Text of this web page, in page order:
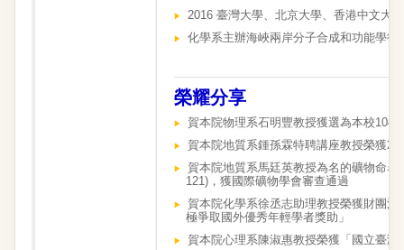
2016 臺灣大學、北京大學、香港中文大
化學系主辦海峽兩岸分子合成和功能學術
榮耀分享
賀本院物理系石明豐教授獲選為本校104
賀本院地質系鍾孫霖特聘講座教授榮獲
賀本院地質系馬廷英教授為名的礦物命
121)，獲國際礦物學會審查通過
賀本院化學系徐丞志助理教授榮獲財團
極爭取國外優秀年輕學者獎助」
賀本院心理系陳淑惠教授榮獲「國立臺